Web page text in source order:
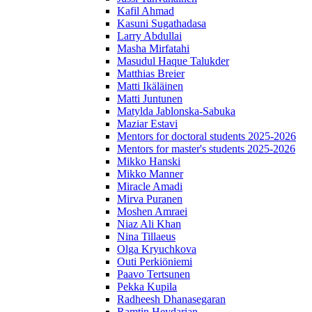
Kafil Ahmad
Kasuni Sugathadasa
Larry Abdullai
Masha Mirfatahi
Masudul Haque Talukder
Matthias Breier
Matti Ikäläinen
Matti Juntunen
Matylda Jablonska-Sabuka
Maziar Estavi
Mentors for doctoral students 2025-2026
Mentors for master's students 2025-2026
Mikko Hanski
Mikko Manner
Miracle Amadi
Mirva Puranen
Moshen Amraei
Niaz Ali Khan
Nina Tillaeus
Olga Kryuchkova
Outi Perkiöniemi
Paavo Tertsunen
Pekka Kupila
Radheesh Dhanasegaran